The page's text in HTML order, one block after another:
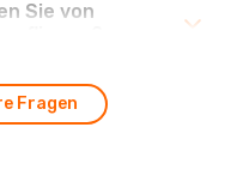
Sie von
Fragen